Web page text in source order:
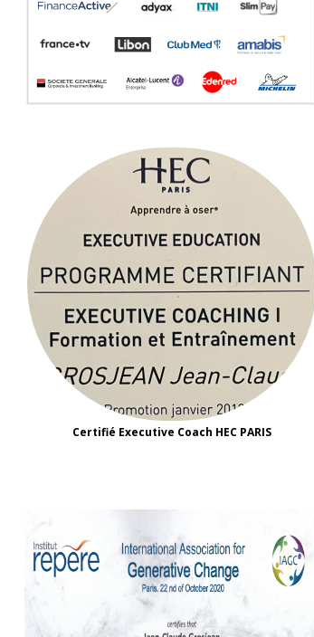
Certifié Executive Coach HEC PARIS